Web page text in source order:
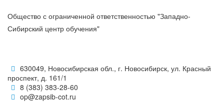
Общество с ограниченной ответственностью "Западно-
Сибирский центр обучения"
630049, Новосибирская обл., г. Новосибирск, ул. Красный
проспект, д. 161/1
8 (383) 383-28-60
op@zapsib-cot.ru